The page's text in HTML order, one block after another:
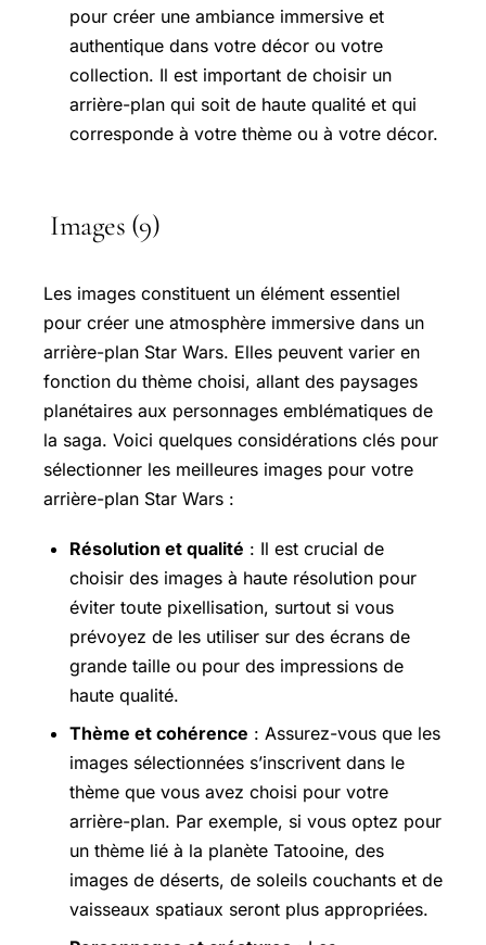
pour créer une ambiance immersive et
authentique dans votre décor ou votre
collection. Il est important de choisir un
arrière-plan qui soit de haute qualité et qui
corresponde à votre thème ou à votre décor.
Images (9)
Les images constituent un élément essentiel
pour créer une atmosphère immersive dans un
arrière-plan Star Wars. Elles peuvent varier en
fonction du thème choisi, allant des paysages
planétaires aux personnages emblématiques de
la saga. Voici quelques considérations clés pour
sélectionner les meilleures images pour votre
arrière-plan Star Wars :
Résolution et qualité : Il est crucial de
choisir des images à haute résolution pour
éviter toute pixellisation, surtout si vous
prévoyez de les utiliser sur des écrans de
grande taille ou pour des impressions de
haute qualité.
Thème et cohérence : Assurez-vous que les
images sélectionnées s’inscrivent dans le
thème que vous avez choisi pour votre
arrière-plan. Par exemple, si vous optez pour
un thème lié à la planète Tatooine, des
images de déserts, de soleils couchants et de
vaisseaux spatiaux seront plus appropriées.